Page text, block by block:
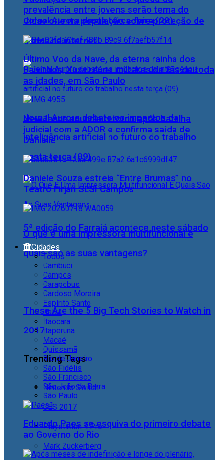
Cidac orienta população sobre proteção de
dados na internet
Jornal Aurora debate os impactos da
inteligência artificial no futuro do trabalho
nesta terça (09)
O que é uma impressora multifuncional e
quais são as suas vantagens?
These Are the 5 Big Tech Stories to Watch in
2017
Trending Tags
Nintendo Switch
CES 2017
Playstation 4 Pro
Mark Zuckerberg
prevalência entre jovens serão tema do
Jornal Aurora desta terça-feira (28)
Último Voo da Nave, da eterna rainha dos
Baixinhos, Xuxa reúne milhares de fãs de toda
as idades, em São Paulo
NewJeans anuncia retorno após batalha
judicial com a ADOR e confirma saída de
Danielle
Daniele Souza estreia “Entre Brumas” no
Teatro Firjan SESI Campos
5ª edição do Farraiá acontece neste sábado
Cidades
Todos
Cambuci
Campos
Carapebus
Cardoso Moreira
Espírito Santo
Italva
Itaocara
Itaperuna
Macaé
Quissamã
Rio de Janeiro
São Fidélis
São Francisco
São João da Barra
São Paulo
Eduardo Paes se esquiva do primeiro debate
ao Governo do Rio